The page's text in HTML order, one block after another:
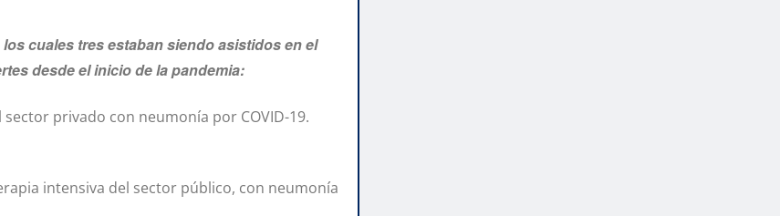
cuales tres estaban siendo asistidos en el
desde el inicio de la pandemia:
privado con neumonía por COVID-19.
intensiva del sector público, con neumonía